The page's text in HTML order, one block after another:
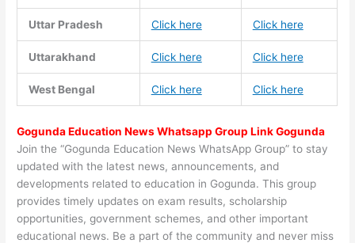
Uttar Pradesh Click here Click here
Uttarakhand Click here Click here
West Bengal Click here Click here
Gogunda Education News Whatsapp Group Link Gogunda
Join the “Gogunda Education News WhatsApp Group” to stay
updated with the latest news, announcements, and
developments related to education in Gogunda. This group
provides timely updates on exam results, scholarship
opportunities, government schemes, and other important
educational news. Be a part of the community and never miss